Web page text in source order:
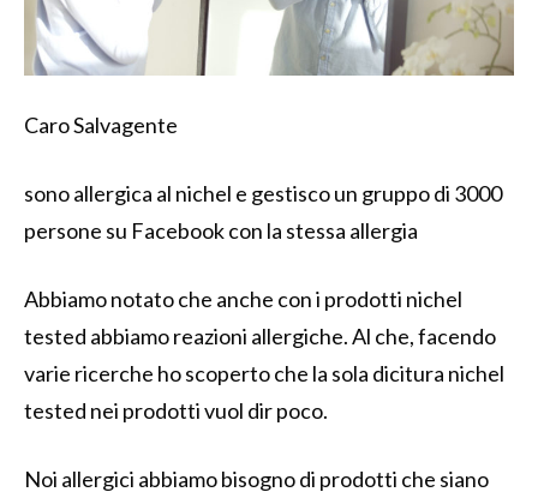
Caro Salvagente
sono allergica al nichel e gestisco un gruppo di 3000
persone su Facebook con la stessa allergia
Abbiamo notato che anche con i prodotti nichel
tested abbiamo reazioni allergiche. Al che, facendo
varie ricerche ho scoperto che la sola dicitura nichel
tested nei prodotti vuol dir poco.
Noi allergici abbiamo bisogno di prodotti che siano